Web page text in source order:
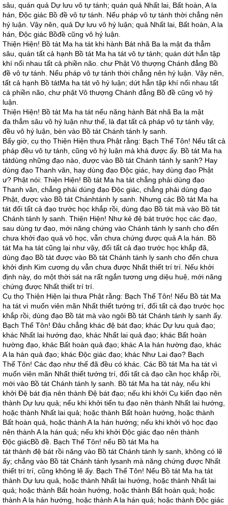
sâu, quán quả Dự lưu vô tự tánh; quán quả Nhất lai, Bất hoàn, A la
hán, Độc giác Bồ đề vô tự tánh. Nếu pháp vô tự tánh thời chẳng nên
hý luận. Vậy nên, quả Dự lưu vô hý luận; quả Nhất lai, Bất hoàn, A la
hán, Độc giác Bồđề cũng vô hý luận.
Thiện Hiện! Bồ tát Ma ha tát khi hành Bát nhã Ba la mật đa thẳm
sâu, quán tất cả hạnh Bồ tát Ma ha tát vô tự tánh; quán dứt hẳn tập
khí nối nhau tất cả phiền não. chư Phật Vô thượng Chánh đẳng Bồ
đề vô tự tánh. Nếu pháp vô tự tánh thời chẳng nên hý luận. Vậy nên,
tất cả hạnh Bồ tátMa ha tát vô hý luận; dứt hẳn tập khí nối nhau tất
cả phiền não, chư phật Vô thượng Chánh đẳng Bồ đề cũng vô hý
luận.
Thiện Hiện! Bồ tát Ma ha tát nếu năng hành Bát nhã Ba la mật
đa thẳm sâu vô hý luận như thế, là đạt tất cả pháp vô tự tánh vậy,
đều vô hý luận, bèn vào Bồ tát Chánh tánh ly sanh.
Bấy giờ, cụ thọ Thiện Hiện thưa Phật rằng: Bạch Thế Tôn! Nếu tất cả
pháp đều vô tự tánh, cũng vô hý luận mà khá được ấy. Bồ tát Ma ha
tátdùng những đạo nào, được vào Bồ tát Chánh tánh ly sanh? Hay
dùng đạo Thanh văn, hay dùng đạo Độc giác, hay dùng đạo Phật
ư? Phật nói: Thiện Hiện! Bồ tát Ma ha tát chẳng phải dùng đạo
Thanh văn, chẳng phải dùng đạo Độc giác, chẳng phải dùng đạo
Phật, được vào Bồ tát Chánhtánh ly sanh. Nhưng các Bồ tát Ma ha
tát đối tất cả đạo trước học khắp rồi, dùng đạo Bồ tát mà vào Bồ tát
Chánh tánh ly sanh. Thiện Hiện! Như kẻ đệ bát trước học các đạo,
sau dùng tự đạo, mới năng chứng vào Chánh tánh ly sanh cho đến
chưa khởi đạo quả vô học, vẫn chưa chứng được quả A la hán. Bồ
tát Ma ha tát cũng lại như vậy, đối tất cả đạo trước học khắp đã,
dùng đạo Bồ tát được vào Bồ tát Chánh tánh ly sanh cho đến chưa
khởi định Kim cương dụ vẫn chưa được Nhất thiết trí trí. Nếu khởi
định này, do một thời sát na rất ngắn tương ưng diệu huệ, mới năng
chứng được Nhất thiết trí trí.
Cụ thọ Thiện Hiện lại thưa Phật rằng: Bạch Thế Tôn! Nếu Bồ tát Ma
ha tát vì muốn viên mãn Nhất thiết tướng trí, đối tất cả đạo trước học
khắp rồi, dùng đạo Bồ tát mà vào ngôi Bồ tát Chánh tánh ly sanh ấy.
Bạch Thế Tôn! Đâu chẳng khác đệ bát đạo; khác Dự lưu quả đạo;
khác Nhất lai hướng đạo, khác Nhất lai quả đạo; khác Bất hoàn
hường đạo, khác Bất hoàn quả đạo; khác A la hán hường đạo, khác
A la hán quả đạo; khác Độc giác đạo; khác Như Lai đạo? Bạch
Thế Tôn! Các đạo như thế đã đều có khác. Các Bồ tát Ma ha tát vì
muốn viên mãn Nhất thiết tướng trí, đối tất cả đạo cần học khắp rồi,
mới vào Bồ tát Chánh tánh ly sanh. Bồ tát Ma ha tát này, nếu khi
khởi Đệ bát địa nên thành Đệ bát đạo; nếu khi khởi Cụ kiến đạo nên
thành Dự lưu quả; nếu khi khởi tiến tu đạo nên thành Nhất lai hướng,
hoặc thành Nhất lai quả; hoặc thành Bất hoàn hướng, hoặc thành
Bất hoàn quả, hoặc thành A la hán hướng; nếu khi khởi vô học đạo
nên thành A la hán quả; nếu khi khởi Độc giác đạo nên thành
Độc giácBồ đề. Bạch Thế Tôn! nếu Bồ tát Ma ha
tát thành đệ bát rồi năng vào Bồ tát Chánh tánh ly sanh, không có lẽ
ấy; chẳng vào Bồ tát Chánh tánh lysanh mà năng chứng được Nhất
thiết trí trí, cũng không lẽ ấy. Bạch Thế Tôn! Nếu Bồ tát Ma ha tát
thành Dự lưu quả, hoặc thành Nhất lai hướng, hoặc thành Nhất lai
quả; hoặc thành Bất hoàn hướng, hoặc thành Bất hoàn quả; hoặc
thành A la hán hướng, hoặc thành A la hán quả; hoặc thành Độc giác